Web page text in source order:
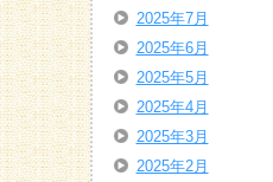
2025年7月
2025年6月
2025年5月
2025年4月
2025年3月
2025年2月